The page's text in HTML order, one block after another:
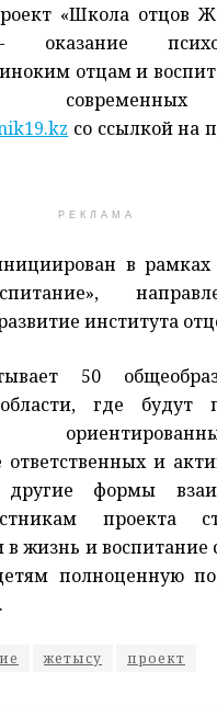
«Школа отцов
отцам и
со ссылкой на
РЕКЛАМА
в
института
50
где будут
и
формы
проекта
жизнь и воспитание
полноценную
жетысу проект